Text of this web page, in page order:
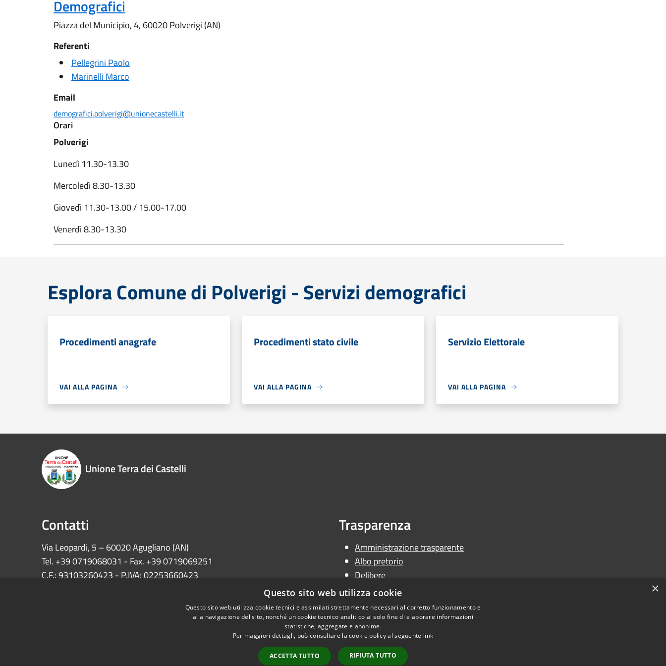
Demografici
Piazza del Municipio, 4, 60020 Polverigi (AN)
Referenti
Pellegrini Paolo
Marinelli Marco
Email
demografici.polverigi@unionecastelli.it
Orari
Polverigi
Lunedì 11.30-13.30
Mercoledì 8.30-13.30
Giovedì 11.30-13.00 / 15.00-17.00
Venerdì 8.30-13.30
Esplora Comune di Polverigi - Servizi demografici
Procedimenti anagrafe
VAI ALLA PAGINA
Procedimenti stato civile
VAI ALLA PAGINA
Servizio Elettorale
VAI ALLA PAGINA
Unione Terra dei Castelli
Contatti
Via Leopardi, 5 – 60020 Agugliano (AN)
Tel. +39 0719068031 - Fax. +39 0719069251
C.F.: 93103260423 - P.IVA: 02253660423
comuni.unionecastelli@emarche.it
Trasparenza
Amministrazione trasparente
Albo pretorio
Delibere
Determine
Ordinanze
Copyright © 2026 • Unione Terra dei Castelli • Powered by
×
Questo sito web utilizza cookie
Questo sito web utilizza cookie tecnici e assimilati strettamente necessari al corretto funzionamento e
alla navigazione del sito, nonché un cookie tecnico analitico al solo fine di elaborare informazioni
statistiche, aggregate e anonime.
Per maggiori dettagli, può consultare la cookie policy al seguente link
ACCETTA TUTTO RIFIUTA TUTTO